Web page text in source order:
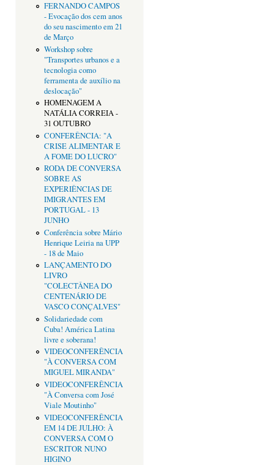
FERNANDO CAMPOS
- Evocação dos cem anos
do seu nascimento em 21
de Março
Workshop sobre
"Transportes urbanos e a
tecnologia como
ferramenta de auxílio na
deslocação"
HOMENAGEM A
NATÁLIA CORREIA -
31 OUTUBRO
CONFERÊNCIA: "A
CRISE ALIMENTAR E
A FOME DO LUCRO"
RODA DE CONVERSA
SOBRE AS
EXPERIÊNCIAS DE
IMIGRANTES EM
PORTUGAL - 13
JUNHO
Conferência sobre Mário
Henrique Leiria na UPP
- 18 de Maio
LANÇAMENTO DO
LIVRO
"COLECTÂNEA DO
CENTENÁRIO DE
VASCO CONÇALVES"
Solidariedade com
Cuba! América Latina
livre e soberana!
VIDEOCONFERÊNCIA
"À CONVERSA COM
MIGUEL MIRANDA"
VIDEOCONFERÊNCIA
"À Conversa com José
Viale Moutinho"
VIDEOCONFERÊNCIA
EM 14 DE JULHO: À
CONVERSA COM O
ESCRITOR NUNO
HIGINO